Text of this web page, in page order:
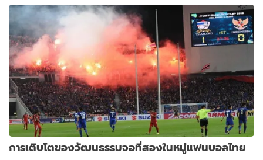
การเติบโตของวัฒนธรรมจอที่สองในหมู่แฟนบอลไทย